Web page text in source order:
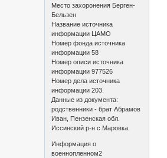
Место захоронения Берген-
Бельзен
Название источника
информации ЦАМО
Номер фонда источника
информации 58
Номер описи источника
информации 977526
Номер дела источника
информации 203.
Данные из документа:
родственники - брат Абрамов
Иван, Пензенская обл.
Иссинский р-н с.Маровка.
Информация о
военнопленном2